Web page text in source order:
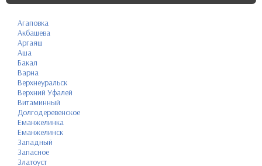
Агаповка
Акбашева
Аргаяш
Аша
Бакал
Варна
Верхнеуральск
Верхний Уфалей
Витаминный
Долгодеревенское
Еманжелинка
Еманжелинск
Западный
Запасное
Златоуст